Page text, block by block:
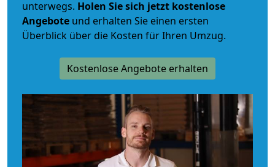
unterwegs. Holen Sie sich jetzt kostenlose
Angebote und erhalten Sie einen ersten
Überblick über die Kosten für Ihren Umzug.
Kostenlose Angebote erhalten